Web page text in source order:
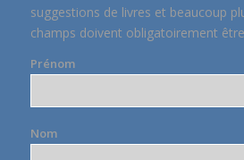
suggestions de livres et beaucoup
champs doivent obligatoirement
Prénom
Nom